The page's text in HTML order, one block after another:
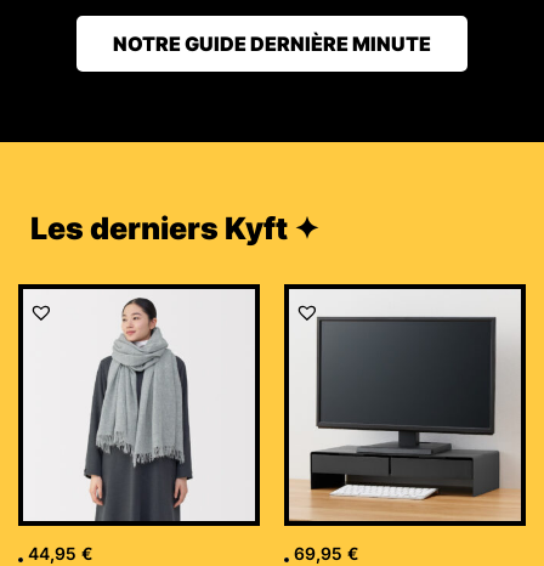
NOTRE GUIDE DERNIÈRE MINUTE
Les derniers Kyft ✦
44,95 € 69,95 €